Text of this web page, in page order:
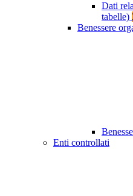
Dati
tabelle)
Benessere
Enti controllati